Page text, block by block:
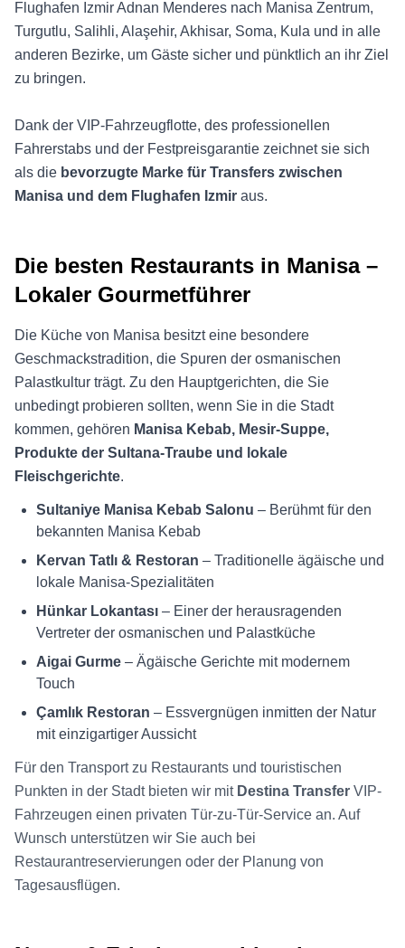
Flughafen Izmir Adnan Menderes nach Manisa Zentrum,
Turgutlu, Salihli, Alaşehir, Akhisar, Soma, Kula und in alle
anderen Bezirke, um Gäste sicher und pünktlich an ihr Ziel
zu bringen.
Dank der VIP-Fahrzeugflotte, des professionellen
Fahrerstabs und der Festpreisgarantie zeichnet sie sich
als die bevorzugte Marke für Transfers zwischen
Manisa und dem Flughafen Izmir aus.
Die besten Restaurants in Manisa –
Lokaler Gourmetführer
Die Küche von Manisa besitzt eine besondere
Geschmackstradition, die Spuren der osmanischen
Palastkultur trägt. Zu den Hauptgerichten, die Sie
unbedingt probieren sollten, wenn Sie in die Stadt
kommen, gehören Manisa Kebab, Mesir-Suppe,
Produkte der Sultana-Traube und lokale
Fleischgerichte.
Sultaniye Manisa Kebab Salonu – Berühmt für den
bekannten Manisa Kebab
Kervan Tatlı & Restoran – Traditionelle ägäische und
lokale Manisa-Spezialitäten
Hünkar Lokantası – Einer der herausragenden
Vertreter der osmanischen und Palastküche
Aigai Gurme – Ägäische Gerichte mit modernem
Touch
Çamlık Restoran – Essvergnügen inmitten der Natur
mit einzigartiger Aussicht
Für den Transport zu Restaurants und touristischen
Punkten in der Stadt bieten wir mit Destina Transfer VIP-
Fahrzeugen einen privaten Tür-zu-Tür-Service an. Auf
Wunsch unterstützen wir Sie auch bei
Restaurantreservierungen oder der Planung von
Tagesausflügen.